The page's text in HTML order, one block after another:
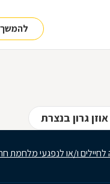
גרון בנצרת
ו/או לנפגעי מלחמת